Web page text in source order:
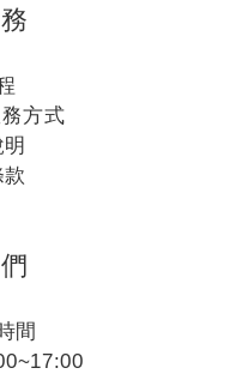
方式
間